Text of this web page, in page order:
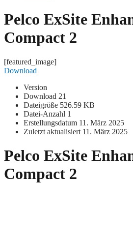
Pelco ExSite
Compact 2
[featured_image]
Download
Version
Download 21
Dateigröße 526.59 KB
Datei-Anzahl 1
Erstellungsdatum 11. März 2025
Zuletzt aktualisiert 11. März 2025
Pelco ExSite
Compact 2